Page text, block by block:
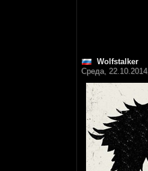
Wolfstalker
Среда,